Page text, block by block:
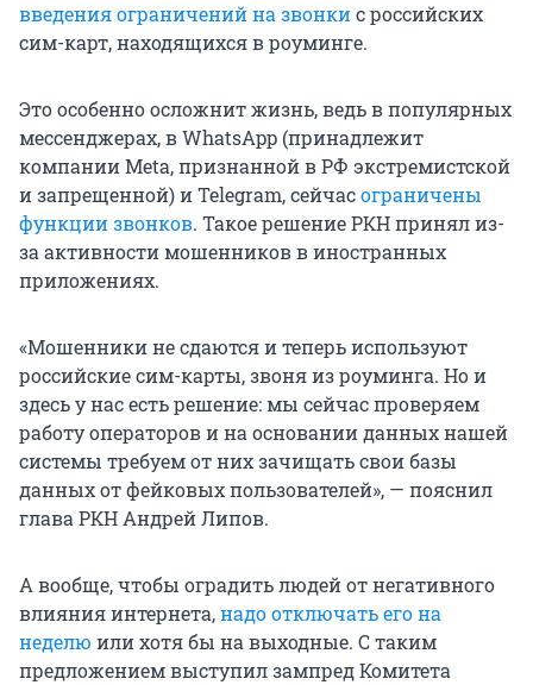
введения ограничений на звонкис российских
сим-карт, находящихся в роуминге.
Это особенно осложнит жизнь, ведь в популярных
мессенджерах, в WhatsApp (принадлежит
компании Meta, признанной в РФ экстремистской
и запрещенной) и Telegram, сейчасограничены
функции звонков. Такое решение РКН принял из-
за активности мошенников в иностранных
приложениях.
«Мошенники не сдаются и теперь используют
российские сим-карты, звоня из роуминга. Но и
здесь у нас есть решение: мы сейчас проверяем
работу операторов и на основании данных нашей
системы требуем от них зачищать свои базы
данных от фейковых пользователей», — пояснил
глава РКН Андрей Липов.
А вообще, чтобы оградить людей от негативного
влияния интернета,надо отключать его на
неделю или хотя бы на выходные. С таким
предложением выступил зампред Комитета